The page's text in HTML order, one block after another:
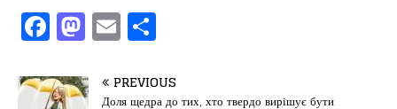
F
a
c
M
a
st
E
m
aiіл
PREVIOUS
Доля щедра до тих, хто твердо вирішує бути